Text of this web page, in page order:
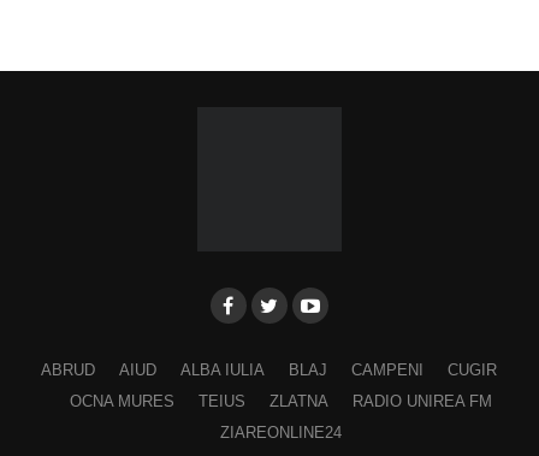
ABRUD AIUD ALBA IULIA BLAJ CAMPENI
CUGIR
OCNA MURES
TEIUS ZLATNA
RADIO UNIREA FM
ZIAREONLINE24